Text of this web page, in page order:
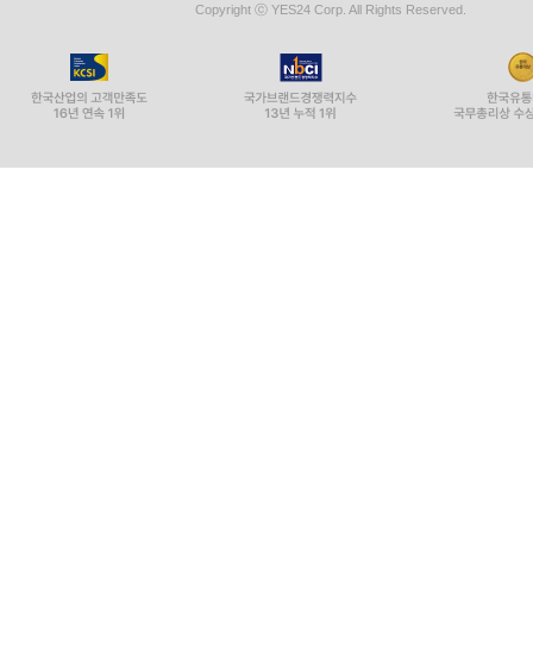
Copyright ⓒ YES24 Corp. All Rights Reserved.